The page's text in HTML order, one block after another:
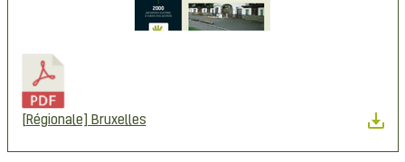
[Régionale] Bruxelles